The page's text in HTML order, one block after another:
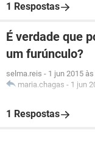
1 Respostas
É verdade que
um furúnculo?
selma.reis - 1 jun 2015
maria.chagas - 1 jun
1 Respostas